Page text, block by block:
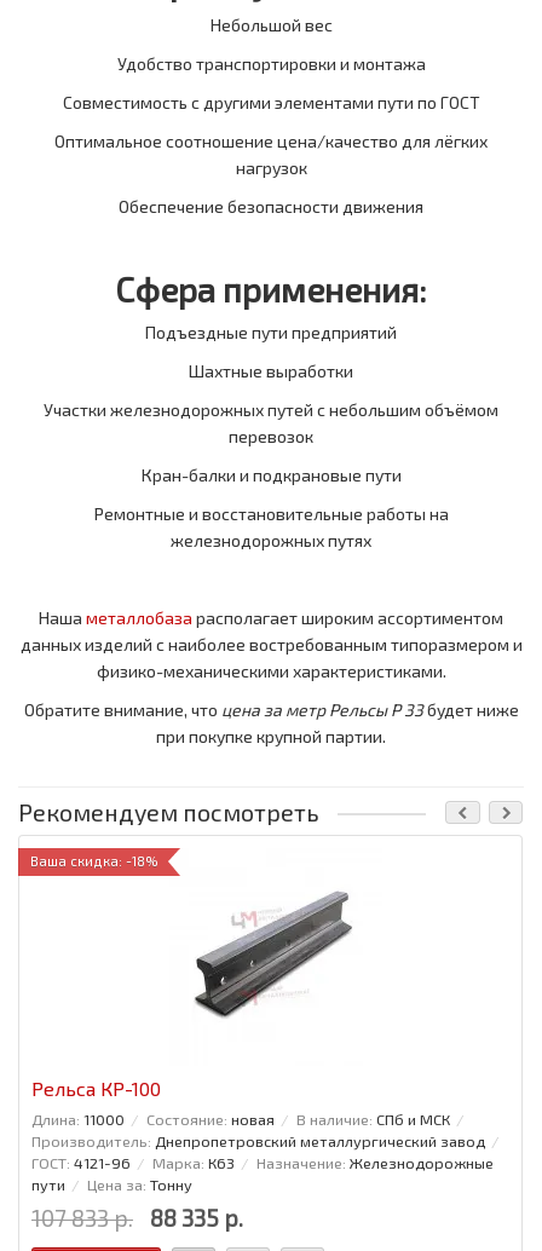
Небольшой вес
Удобство транспортировки и монтажа
Совместимость с другими элементами пути по ГОСТ
Оптимальное соотношение цена/качество для лёгких
нагрузок
Обеспечение безопасности движения
Сфера применения:
Подъездные пути предприятий
Шахтные выработки
Участки железнодорожных путей с небольшим объёмом
перевозок
Кран-балки и подкрановые пути
Ремонтные и восстановительные работы на
железнодорожных путях
Наша металлобаза располагает широким ассортиментом
данных изделий с наиболее востребованным типоразмером и
физико-механическими характеристиками.
Обратите внимание, что цена за метрРельсы Р 33будет ниже
при покупке крупной партии.
Рекомендуем посмотреть
Ваша скидка: -18%
Рельса КР-100
Длина: 11000 Состояние: новая В наличие: СПб и МСК
Производитель: Днепропетровский металлургический завод
ГОСТ: 4121-96 Марка: К63 Назначение: Железнодорожные
пути
Цена за: Тонну
107 833 р. 88 335 р.